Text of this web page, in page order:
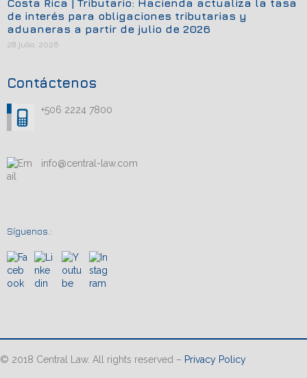
Costa Rica | Tributario: Hacienda actualiza la tasa
de interés para obligaciones tributarias y
aduaneras a partir de julio de 2026
28 julio, 2026
Contáctenos
+506 2224 7800
info@central-law.com
Síguenos.:
© 2018 Central Law. All rights reserved – Privacy Policy